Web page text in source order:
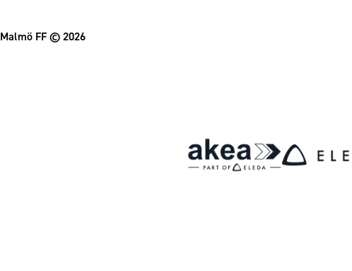
Malmö FF© 2026